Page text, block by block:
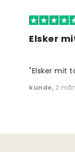
Elsker
"Elsker mit
kunde, 2